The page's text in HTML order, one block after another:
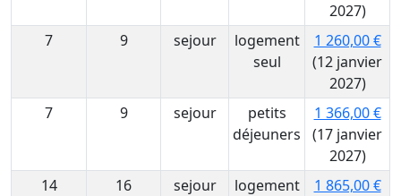
2027)
7
9 sejour
logement
seul
1 260,00 €
(12 janvier
2027)
7
9 sejour
petits
déjeuners
1 366,00 €
(17 janvier
2027)
14
16 sejour
logement
1 865,00 €